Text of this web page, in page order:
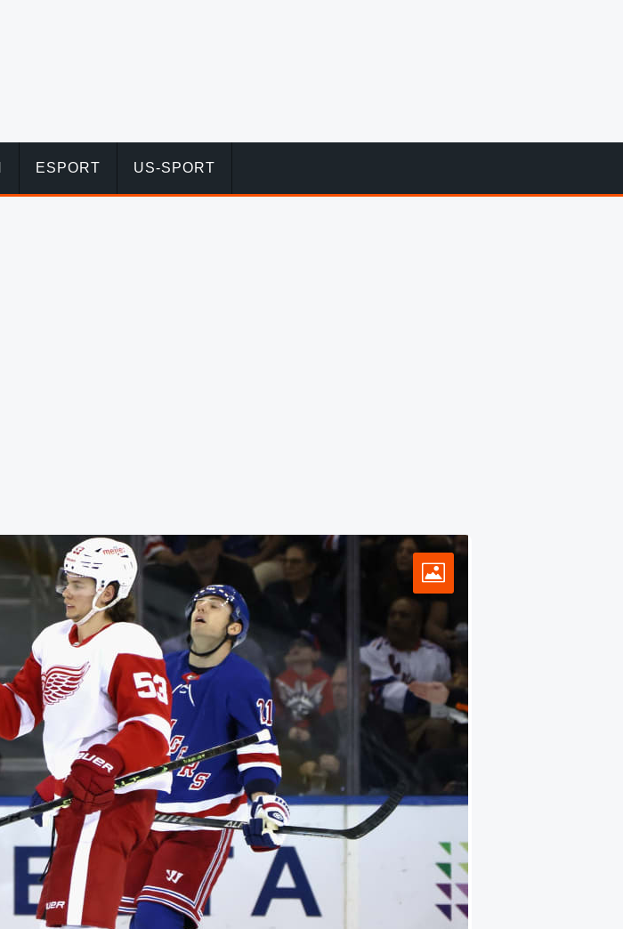
ESPORT US-SPORT